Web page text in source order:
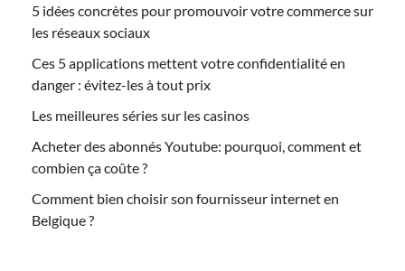
5 idées concrètes pour promouvoir votre commerce sur
les réseaux sociaux
Ces 5 applications mettent votre confidentialité en
danger : évitez-les à tout prix
Les meilleures séries sur les casinos
Acheter des abonnés Youtube: pourquoi, comment et
combien ça coûte ?
Comment bien choisir son fournisseur internet en
Belgique ?